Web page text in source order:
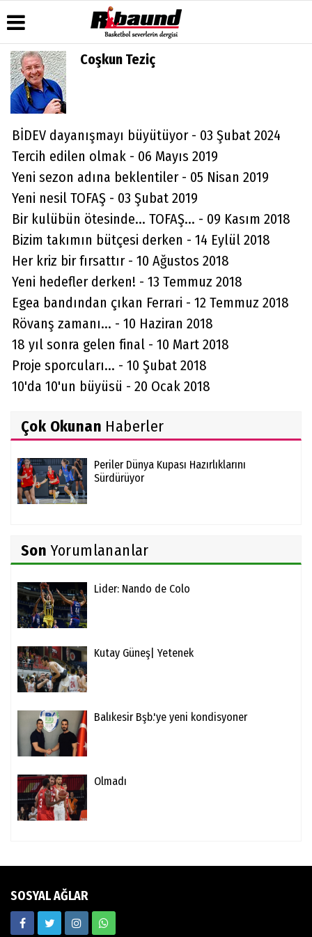
Üye Paneli
Haber
Arşivi
Gazete
Arşivi
Manşetleri
Anketler
Biyografiler
Galeri
Foto
Galeri
Politikası
Coşkun Teziç
BİDEV dayanışmayı büyütüyor - 03 Şubat 2024
Tercih edilen olmak - 06 Mayıs 2019
Yeni sezon adına beklentiler - 05 Nisan 2019
Yeni nesil TOFAŞ - 03 Şubat 2019
Bir kulübün ötesinde... TOFAŞ... - 09 Kasım 2018
Bizim takımın bütçesi derken - 14 Eylül 2018
Her kriz bir fırsattır - 10 Ağustos 2018
Yeni hedefler derken! - 13 Temmuz 2018
Egea bandından çıkan Ferrari - 12 Temmuz 2018
Rövanş zamanı... - 10 Haziran 2018
18 yıl sonra gelen final - 10 Mart 2018
Proje sporcuları... - 10 Şubat 2018
10'da 10'un büyüsü - 20 Ocak 2018
Çok Okunan Haberler
Periler Dünya Kupası Hazırlıklarını
Sürdürüyor
Son Yorumlananlar
Lider: Nando de Colo
Kutay Güneş| Yetenek
Balıkesir Bşb.'ye yeni kondisyoner
Olmadı
SOSYAL AĞLAR